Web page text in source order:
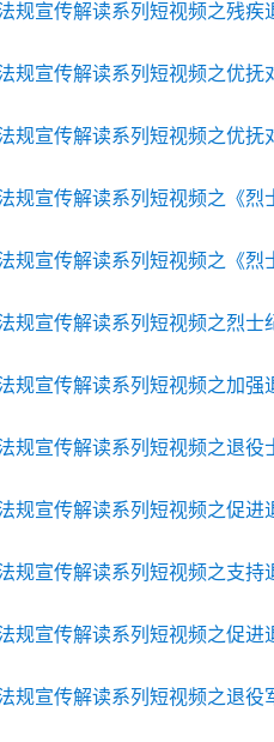
规宣传解读系列短视频之残疾
规宣传解读系列短视频之优抚
规宣传解读系列短视频之优抚
规宣传解读系列短视频之《烈
规宣传解读系列短视频之《烈
规宣传解读系列短视频之烈士
规宣传解读系列短视频之加强
规宣传解读系列短视频之退
规宣传解读系列短视频之促进
规宣传解读系列短视频之支持
规宣传解读系列短视频之促进
规宣传解读系列短视频之退役